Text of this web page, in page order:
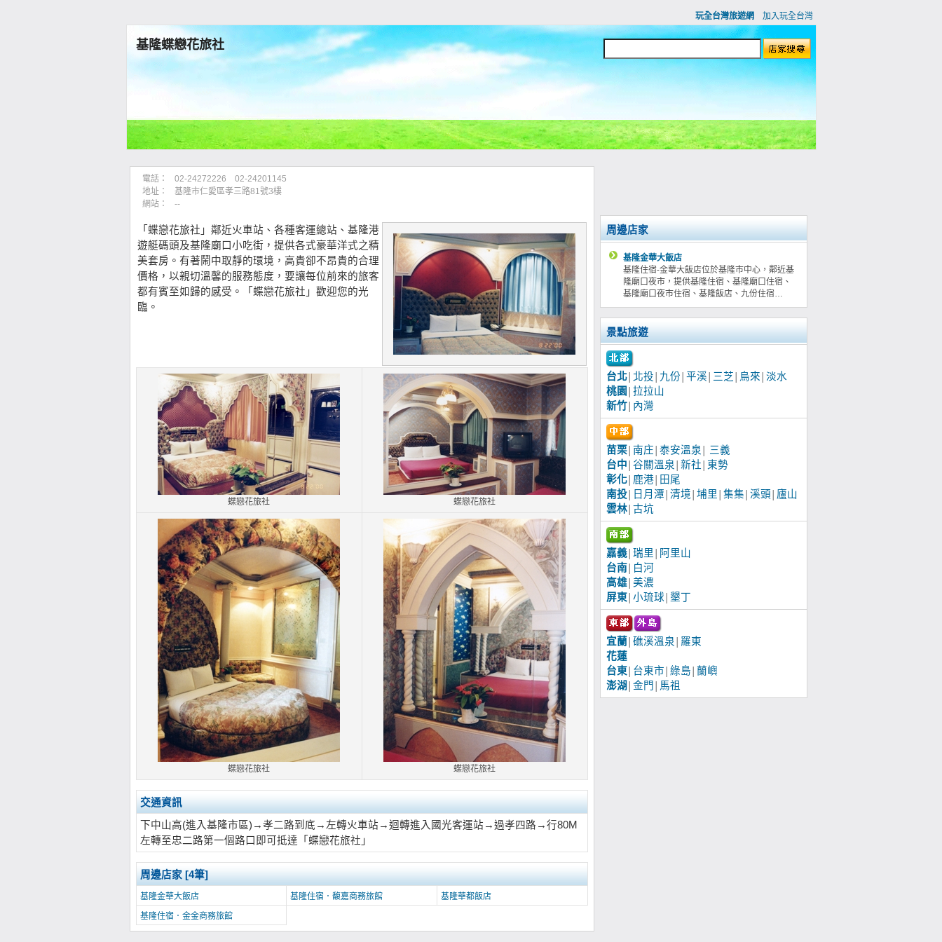
玩全台灣旅遊網 加入玩全台灣
基隆蝶戀花旅社
電話：
02-24272226 02-24201145
地址：
基隆市仁愛區孝三路81號3樓
網站：
--
「蝶戀花旅社」鄰近火車站、各種客運總站、基隆港
遊艇碼頭及基隆廟口小吃街，提供各式豪華洋式之精
美套房。有著鬧中取靜的環境，高貴卻不昂貴的合理
價格，以親切溫馨的服務態度，要讓每位前來的旅客
都有賓至如歸的感受。「蝶戀花旅社」歡迎您的光
臨。
蝶戀花旅社 蝶戀花旅社
蝶戀花旅社 蝶戀花旅社
交通資訊
下中山高(進入基隆市區)→孝二路到底→左轉火車站→迴轉進入國光客運站→過孝四路→行80M
左轉至忠二路第一個路口即可抵達「蝶戀花旅社」
周邊店家 [4筆]
基隆金華大飯店 基隆住宿．馥嘉商務旅館
基隆華都飯店
基隆住宿．金金商務旅館
周邊店家
基隆金華大飯店
基隆住宿-金華大飯店位於基隆市中心，鄰近基
隆廟口夜市，提供基隆住宿、基隆廟口住宿、
基隆廟口夜市住宿、基隆飯店、九份住宿…
景點旅遊
台北│ 北投 九份 平溪 三芝 烏來 淡水
桃園
拉拉山
新竹 內灣
苗栗│ 南庄 泰安溫泉
三義
台中 谷關溫泉 新社
東勢
彰化│ 鹿港│
田尾
南投│ 日月潭 清境 埔里 集集 溪頭
廬山
雲林│ 古坑
嘉義│ 瑞里
阿里山
台南
白河
高雄│ 美濃
屏東 小琉球 墾丁
宜蘭 礁溪溫泉
羅東
花蓮
台東 台東市 綠島
蘭嶼
澎湖
金門 馬祖